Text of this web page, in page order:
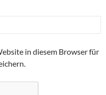
in diesem Browser für